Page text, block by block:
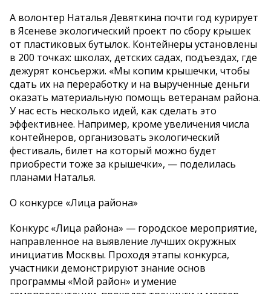
А волонтер Наталья Девяткина почти год курирует
в Ясеневе экологический проект по сбору крышек
от пластиковых бутылок. Контейнеры установлены
в 200 точках: школах, детских садах, подъездах, где
дежурят консьержи. «Мы копим крышечки, чтобы
сдать их на переработку и на вырученные деньги
оказать материальную помощь ветеранам района.
У нас есть несколько идей, как сделать это
эффективнее. Например, кроме увеличения числа
контейнеров, организовать экологический
фестиваль, билет на который можно будет
приобрести тоже за крышечки», — поделилась
планами Наталья.
О конкурсе «Лица района»
Конкурс «Лица района» — городское мероприятие,
направленное на выявление лучших окружных
инициатив Москвы. Проходя этапы конкурса,
участники демонстрируют знание основ
программы «Мой район» и умение